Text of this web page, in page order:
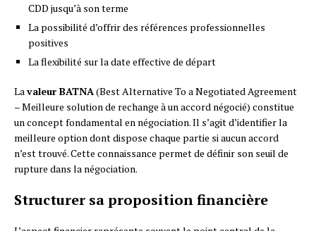
CDD jusqu’à son terme
La possibilité d’offrir des références professionnelles
positives
La flexibilité sur la date effective de départ
La valeur BATNA (Best Alternative To a Negotiated Agreement
– Meilleure solution de rechange à un accord négocié) constitue
un concept fondamental en négociation. Il s’agit d’identifier la
meilleure option dont dispose chaque partie si aucun accord
n’est trouvé. Cette connaissance permet de définir son seuil de
rupture dans la négociation.
Structurer sa proposition financière